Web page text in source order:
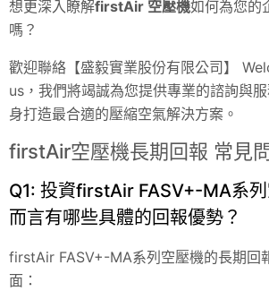
想更深入瞭解firstAir 空壓機如何為您的
嗎？
歡迎聯絡【盛毅實業股份有限公司】
us，我們將竭誠為您提供專業的諮詢與
身打造最合適的壓縮空氣解決方案。
firstAir空壓機長期回報 常見
Q1: 投資firstAir FASV+-MA系
而言有哪些具體的回報優勢？
firstAir FASV+-MA系列空壓機的長期回
面：